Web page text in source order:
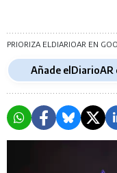
PRIORIZA ELDIARIOAR EN
Añade